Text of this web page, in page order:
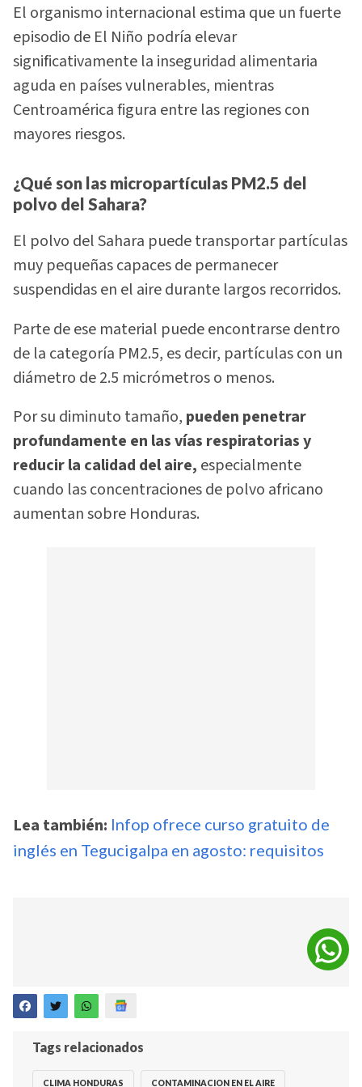
El organismo internacional estima que un fuerte
episodio de El Niño podría elevar
significativamente la inseguridad alimentaria
aguda en países vulnerables, mientras
Centroamérica figura entre las regiones con
mayores riesgos.
¿Qué son las micropartículas PM2.5 del
polvo del Sahara?
El polvo del Sahara puede transportar partículas
muy pequeñas capaces de permanecer
suspendidas en el aire durante largos recorridos.
Parte de ese material puede encontrarse dentro
de la categoría PM2.5, es decir, partículas con un
diámetro de 2.5 micrómetros o menos.
Por su diminuto tamaño, pueden penetrar
profundamente en las vías respiratorias y
reducir la calidad del aire, especialmente
cuando las concentraciones de polvo africano
aumentan sobre Honduras.
Lea también: Infop ofrece curso gratuito de
inglés en Tegucigalpa en agosto: requisitos
Tags relacionados
CLIMA HONDURAS CONTAMINACION EN EL AIRE